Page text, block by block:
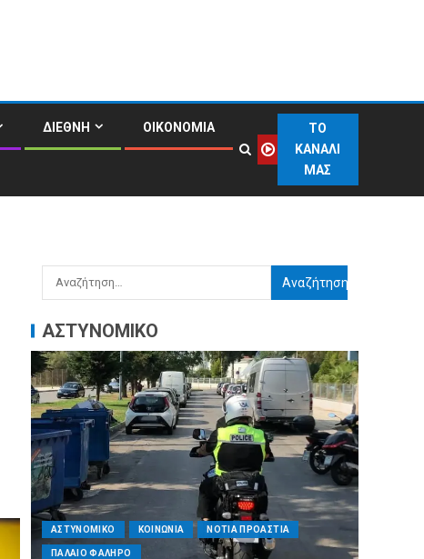
ΔΙΕΘΝΗ ΟΙΚΟΝΟΜΙΑ
ΤΟ
ΚΑΝΑΛΙ
ΜΑΣ
ΑΣΤΥΝΟΜΙΚΟ
ΑΣΤΥΝΟΜΙΚΟ ΚΟΙΝΩΝΙΑ ΝΟΤΙΑ ΠΡΟΑΣΤΙΑ
ΠΑΛΑΙΟ ΦΑΛΗΡΟ